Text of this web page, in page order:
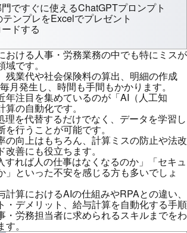
門ですぐに使えるChatGPTプロンプト
ンプレをExcelでプレゼント
ドする
おける人事・労務業務の中でも特にミスが
です。
残業代や社会保険料の算出、明細の作成
月発生し、時間も手間もかかります。
年注目を集めているのが「AI（人工知
の自動化です。
理を代替するだけでなく、データを学習し
行うことが可能です。
の向上はもちろん、計算ミスの防止や法改
善にも役立ちます。
すれば人の仕事はなくなるのか」「セキュ
」といった不安を感じる方も多いでしょ
計算におけるAIの仕組みやRPAとの違い、
・デメリット、給与計算を自動化する手順
・労務担当者に求められるスキルまでをわ
。